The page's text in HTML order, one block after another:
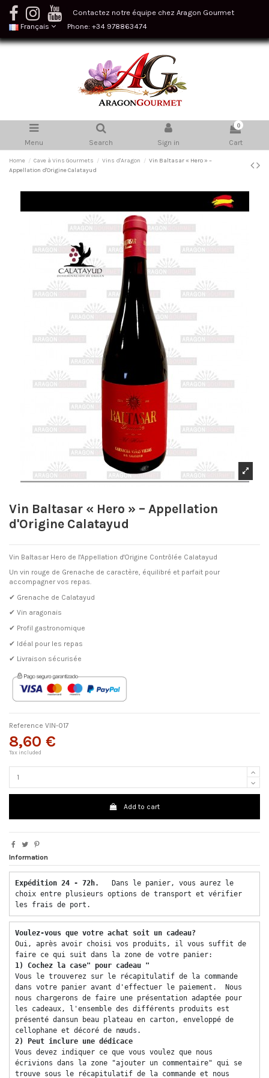
Contactez notre équipe chez Aragon Gourmet
Français
Phone: +34 978863474
Menu Search Sign in
0
Cart
Home Cave à Vins Gourmets Vins d'Aragon
Vin Baltasar « Hero » –
Appellation d'Origine Calatayud
Vin Baltasar « Hero » – Appellation
d'Origine Calatayud
Vin Baltasar Hero de l'Appellation d'Origine Contrôlée Calatayud
Un vin rouge de Grenache de caractère, équilibré et parfait pour
accompagner vos repas.
✔ Grenache de Calatayud
✔ Vin aragonais
✔ Profil gastronomique
✔ Idéal pour les repas
✔ Livraison sécurisée
Reference VIN-017
8,60 €
Tax included
Add to cart
Information
Expédition 24 - 72h.
Dans le panier, vous aurez le
choix entre plusieurs options de transport et vérifier
les frais de port.
Voulez-vous que votre achat soit un cadeau?
Oui, après avoir choisi vos produits, il vous suffit de
faire ce qui suit dans la zone de votre panier:
1) Cochez la case" pour cadeau "
Vous le trouverez sur le récapitulatif de la commande
dans votre panier avant d'effectuer le paiement.  Nous
nous chargerons de faire une présentation adaptée pour
les cadeaux, l'ensemble des différents produits est
présenté dansun beau plateau en carton, enveloppé de
cellophane et décoré de nœuds.
2) Peut inclure une dédicace
Vous devez indiquer ce que vous voulez que nous
écrivions dans la zone "ajouter un commentaire" qui se
trouve sous le récapitulatif de la commande et nous